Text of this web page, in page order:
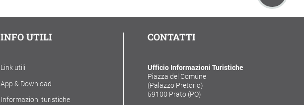
INFO UTILI
Link utili
App & Download
Informazioni turistiche
CONTATTI
Ufficio Informazioni Turistiche
Piazza del Comune
(Palazzo Pretorio)
59100 Prato (PO)